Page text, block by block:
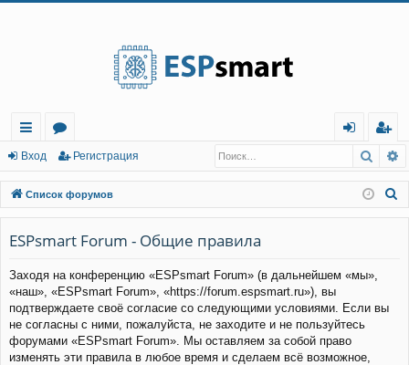
с
ы
лк
и
о
ру
м
ы
д
г
ис
тр
Вход Регистрация
Список форумов
ESPsmart Forum - Общие правила
Заходя на конференцию «ESPsmart Forum» (в дальнейшем «мы»,
«наш», «ESPsmart Forum», «https://forum.espsmart.ru»), вы
подтверждаете своё согласие со следующими условиями. Если вы
не согласны с ними, пожалуйста, не заходите и не пользуйтесь
форумами «ESPsmart Forum». Мы оставляем за собой право
изменять эти правила в любое время и сделаем всё возможное,